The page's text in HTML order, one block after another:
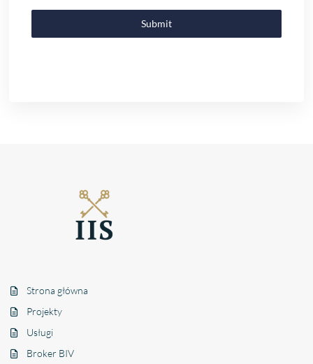
Submit
Strona główna
Projekty
Usługi
Broker BIV